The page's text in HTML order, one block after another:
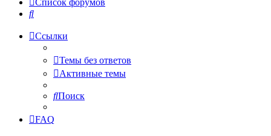
Поиск
Ссылки
Темы без ответов
Активные темы
Поиск
FAQ